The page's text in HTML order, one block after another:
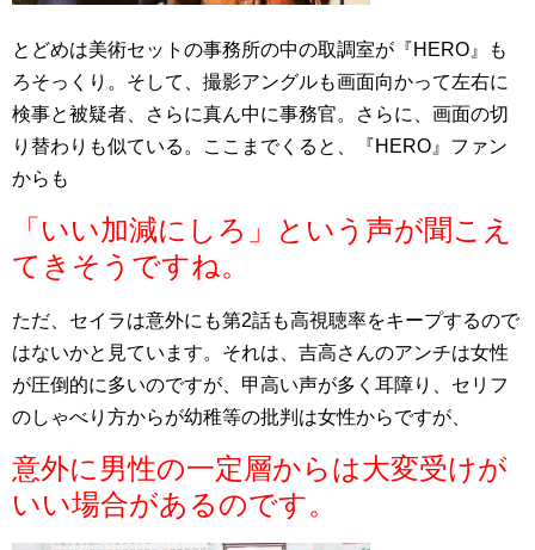
とどめは美術セットの事務所の中の取調室が『HERO』も
ろそっくり。そして、撮影アングルも画面向かって左右に
検事と被疑者、さらに真ん中に事務官。さらに、画面の切
り替わりも似ている。ここまでくると、『HERO』ファン
からも
「いい加減にしろ」という声が聞こえ
てきそうですね。
ただ、セイラは意外にも第2話も高視聴率をキープするので
はないかと見ています。それは、吉高さんのアンチは女性
が圧倒的に多いのですが、甲高い声が多く耳障り、セリフ
のしゃべり方からが幼稚等の批判は女性からですが、
意外に男性の一定層からは大変受けが
いい場合があるのです。